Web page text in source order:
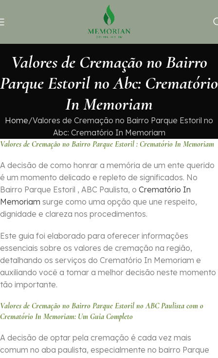
Valores de Cremação no Bairro
Parque Estoril no Abc: Crematório
In Memoriam
Home Valores de Cremação no Bairro Parque Estoril no
Abc: Crematório In Memoriam
Valores de Cremação no Bairro Parque Estoril : Crematório In Memoriam
A decisão de como honrar a memória de um ente querido
é um momento delicado e repleto de significados. No
Bairro Parque Estoril , ABC Paulista, o Crematório In
Memoriam surge como uma opção que une respeito,
dignidade e clareza nos procedimentos.
Este guia foi elaborado para oferecer informações
essenciais sobre os valores de cremação na região,
detalhando os serviços do Crematório In Memoriam e
auxiliando você a tomar a melhor decisão neste momento
tão importante.
Valores de Cremação no Bairro Parque Estoril no ABC Paulista com o
Crematório In Memoriam: Um Guia Completo
A decisão de optar pela cremação é cada vez mais
comum no aba paulista, especialmente no bairro Parque